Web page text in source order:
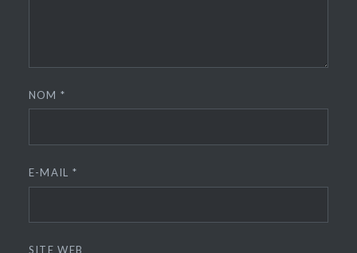
NOM*
E-MAIL *
SITE WEB